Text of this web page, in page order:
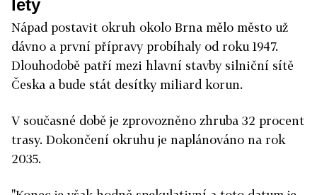
lety
Nápad postavit okruh okolo Brna mělo město už
dávno a první přípravy probíhaly od roku 1947.
Dlouhodobě patří mezi hlavní stavby silniční sítě
Česka a bude stát desítky miliard korun.
V současné době je zprovozněno zhruba 32 procent
trasy. Dokončení okruhu je naplánováno na rok
2035.